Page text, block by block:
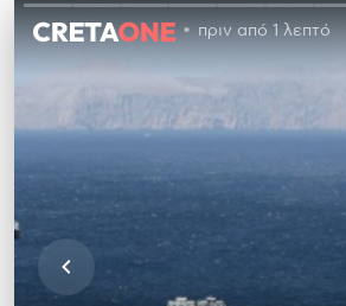
πριν από 1 λεπτό